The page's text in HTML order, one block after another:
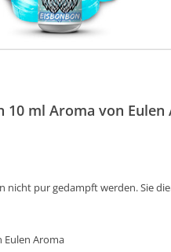
10 ml Aroma von Eulen
nicht pur gedampft werden. Sie
Eulen Aroma